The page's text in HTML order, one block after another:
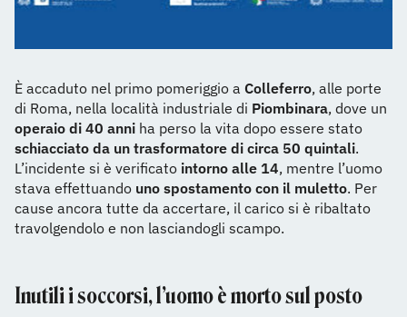
È accaduto nel primo pomeriggio a Colleferro, alle porte
di Roma, nella località industriale di Piombinara, dove un
operaio di 40 anni ha perso la vita dopo essere stato
schiacciato da un trasformatore di circa 50 quintali.
L’incidente si è verificato intorno alle 14, mentre l’uomo
stava effettuando uno spostamento con il muletto. Per
cause ancora tutte da accertare, il carico si è ribaltato
travolgendolo e non lasciandogli scampo.
Inutili i soccorsi, l’uomo è morto sul posto